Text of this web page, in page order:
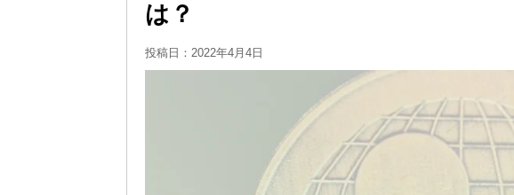
は？
投稿日： 2022年4月4日